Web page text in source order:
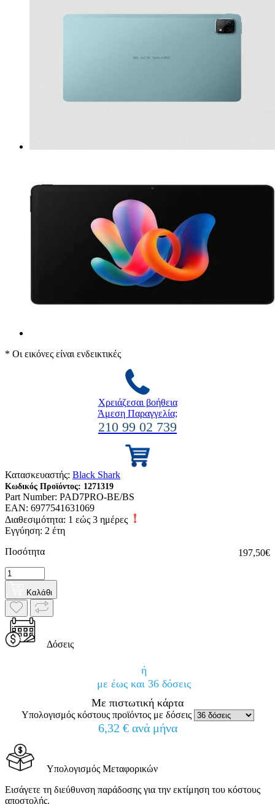
* Οι εικόνες είναι ενδεικτικές
Χρειάζεσαι βοήθεια
Άμεση Παραγγελία;
210 99 02 739
Κατασκευαστής: Black Shark
Κωδικός Προϊόντος: 1271319
Part Number: PAD7PRO-BE/BS
EAN: 6977541631069
Διαθεσιμότητα: 1 εώς 3 ημέρες
Εγγύηση: 2 έτη
197,50€
Ποσότητα
Καλάθι
Δόσεις
ή
με έως και 36 δόσεις
Με πιστωτική κάρτα
Υπολογισμός κόστους προϊόντος με δόσεις
6,32 € ανά μήνα
Υπολογισμός Μεταφορικών
Εισάγετε τη διεύθυνση παράδοσης για την εκτίμηση του κόστους
αποστολής.